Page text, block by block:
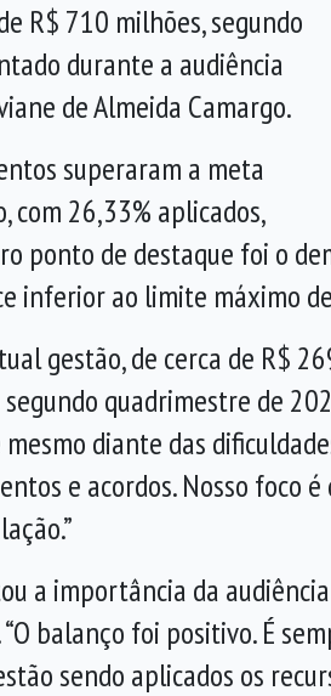
R$ 710 milhões, segundo
durante a audiência
de Almeida Camargo.
superaram a meta
com 26,33% aplicados,
ponto de destaque foi o
inferior ao limite máximo
gestão, de cerca de R$
quadrimestre de
diante das
e acordos. Nosso foco
a importância da
balanço foi positivo. É
sendo aplicados os